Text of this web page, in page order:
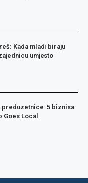
Kada mladi biraju
umjesto
preduzetnice: 5 biznisa
Goes Local